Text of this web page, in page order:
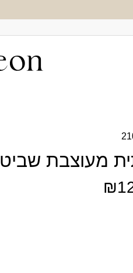
מעוצבת שביט 3/4
₪